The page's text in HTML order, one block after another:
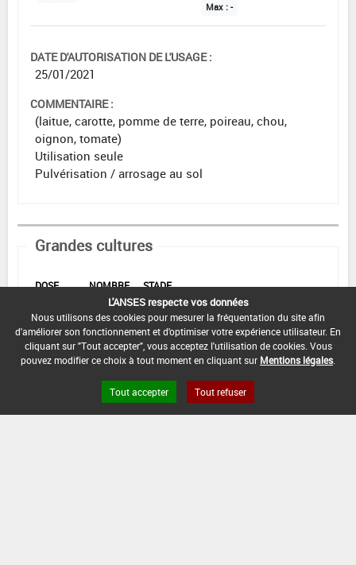
Max : -
DATE D'AUTORISATION DE L'USAGE :
25/01/2021
COMMENTAIRE :
(laitue, carotte, pomme de terre, poireau, chou,
oignon, tomate)
Utilisation seule
Pulvérisation / arrosage au sol
Grandes cultures
DOSE
NOMBRE
D'APPORT
STADE
CULTURAL
EPOQUES D'APPORT
Min :
kg/ha Min :- Min :-
Min :-
Commentaire (Min) :Au
moment du semis et au
printemps
Max :-
L'ANSES respecte vos données
Nous utilisons des cookies pour mesurer la fréquentation du site afin
d'améliorer son fonctionnement et d'optimiser votre expérience utilisateur. En
cliquant sur "Tout accepter", vous acceptez l'utilisation de cookies. Vous
pouvez modifier ce choix à tout moment en cliquant sur Mentions légales
Tout accepter Tout refuser